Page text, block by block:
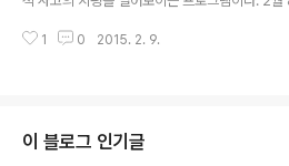
봉'이다. 기괴한 물건으로 등장하여, 한국인들의
고의 발명품으로 칭송받는다. 하지만, 는 장하익
즘이 결코 인간만의 소유물..
1 0 2015. 2. 9.
이 블로그 인기글